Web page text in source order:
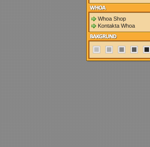
Whoa Shop
Kontakta Whoa